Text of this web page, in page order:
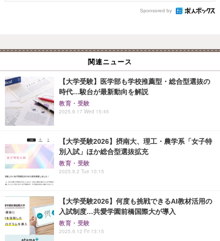
Sponsored by
関連ニュース
【大学受験】医学部も学校推薦型・総合型選抜の
時代…駿台が最新動向を解説
教育・受験
2025.9.17 Wed 15:45
【大学受験2026】摂南大、理工・農学系「女子特
別入試」ほか総合型選抜拡充
教育・受験
2025.9.2 Tue 10:15
【大学受験2026】何度も挑戦できるAI教材活用の
入試制度…共愛学園前橋国際大が導入
教育・受験
2025.9.12 Fri 13:15